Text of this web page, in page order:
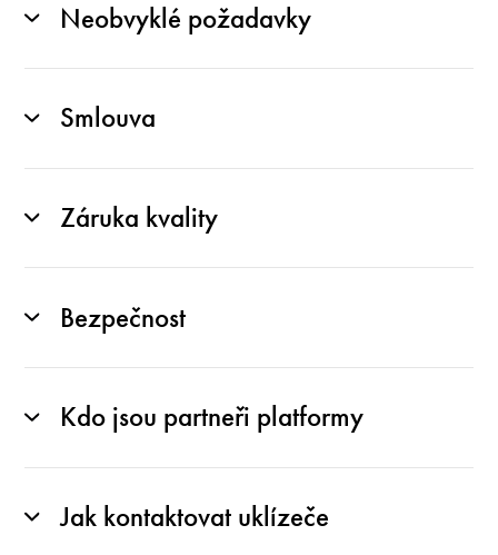
Neobvyklé požadavky
Smlouva
Záruka kvality
Bezpečnost
Kdo jsou partneři platformy
Jak kontaktovat uklízeče